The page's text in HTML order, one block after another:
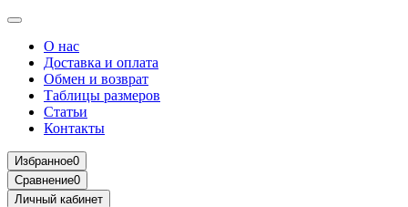
О нас
Доставка и оплата
Обмен и возврат
Таблицы размеров
Статьи
Контакты
Избранное0
Сравнение0
Личный кабинет